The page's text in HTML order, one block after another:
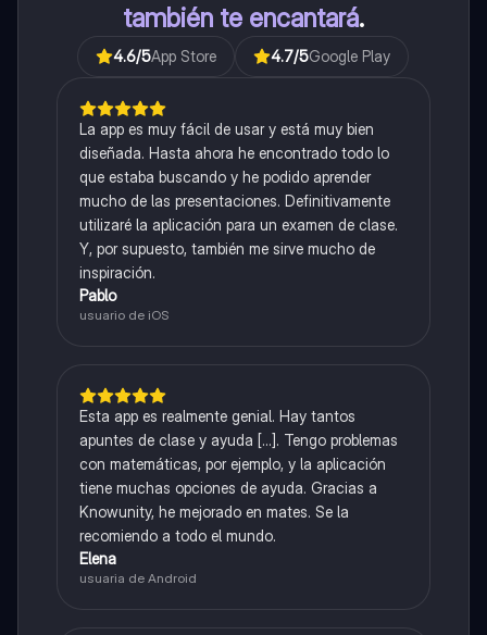
también te encantará.
4.6/5App Store 4.7/5Google Play
La app es muy fácil de usar y está muy bien
diseñada. Hasta ahora he encontrado todo lo
que estaba buscando y he podido aprender
mucho de las presentaciones. Definitivamente
utilizaré la aplicación para un examen de clase.
Y, por supuesto, también me sirve mucho de
inspiración.
Pablo
usuario de iOS
Esta app es realmente genial. Hay tantos
apuntes de clase y ayuda [...]. Tengo problemas
con matemáticas, por ejemplo, y la aplicación
tiene muchas opciones de ayuda. Gracias a
Knowunity, he mejorado en mates. Se la
recomiendo a todo el mundo.
Elena
usuaria de Android